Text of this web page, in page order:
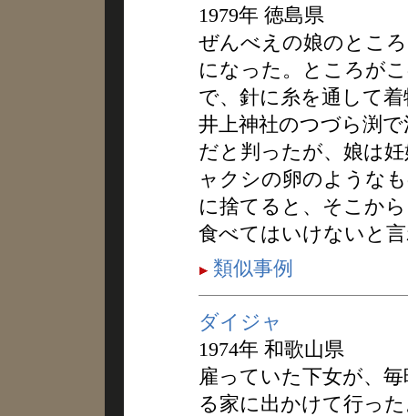
1979年 徳島県
ぜんべえの娘のとこ
になった。ところが
で、針に糸を通して
井上神社のつづら渕
だと判ったが、娘は
ャクシの卵のような
に捨てると、そこか
食べてはいけないと
類似事例
ダイジャ
1974年 和歌山県
雇っていた下女が、
る家に出かけて行っ